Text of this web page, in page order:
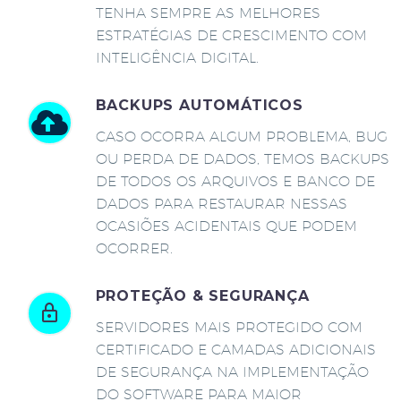
TENHA SEMPRE AS MELHORES
ESTRATÉGIAS DE CRESCIMENTO COM
INTELIGÊNCIA DIGITAL.
BACKUPS AUTOMÁTICOS
CASO OCORRA ALGUM PROBLEMA, BUG
OU PERDA DE DADOS, TEMOS BACKUPS
DE TODOS OS ARQUIVOS E BANCO DE
DADOS PARA RESTAURAR NESSAS
OCASIÕES ACIDENTAIS QUE PODEM
OCORRER.
PROTEÇÃO & SEGURANÇA
SERVIDORES MAIS PROTEGIDO COM
CERTIFICADO E CAMADAS ADICIONAIS
DE SEGURANÇA NA IMPLEMENTAÇÃO
DO SOFTWARE PARA MAIOR